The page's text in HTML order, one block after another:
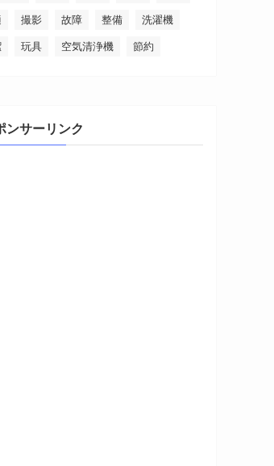
撮影 故障 整備 洗濯機
玩具 空気清浄機 節約
ンサーリンク